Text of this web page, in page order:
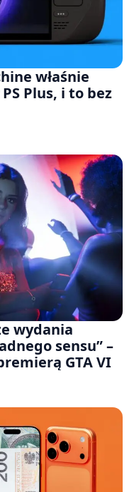
właśnie
Plus, i to bez
wydania
sensu” –
GTA VI